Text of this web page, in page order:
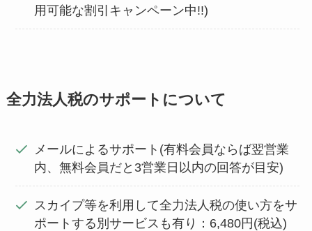
用可能な割引キャンペーン中!!)
全力法人税のサポートについて
メールによるサポート(有料会員ならば翌営業
内、無料会員だと3営業日以内の回答が目安)
スカイプ等を利用して全力法人税の使い方をサ
ポートする別サービスも有り：6,480円(税込)